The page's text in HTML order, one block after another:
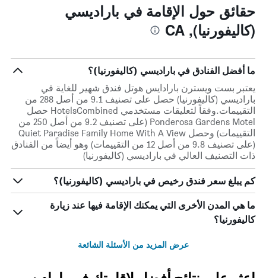
حقائق حول الإقامة في باراديسي
(كاليفورنيا), CA
ما أفضل الفنادق في باراديسي (كاليفورنيا)؟
يعتبر بست ويسترن بارادايس هوتل فندق شهير للغاية في
باراديسي (كاليفورنيا) حصل على تصنيف 9.1 من أصل 288 من
التقييمات.وفقاً لتعليقات مستخدمي HotelsCombined حصل
Ponderosa Gardens Motel (على تصنيف 9.2 من أصل 250 من
التقييمات) وحصل Quiet Paradise Family Home With A View
(على تصنيف 9.8 من أصل 12 من التقييمات) وهو أيضاً من الفنادق
ذات التصنيف العالي في باراديسي (كاليفورنيا)
كم يبلغ سعر فندق رخيص في باراديسي (كاليفورنيا)؟
ما هي المدن الأخرى التي يمكنك الإقامة فيها عند زيارة
كاليفورنيا؟
عرض المزيد من الأسئلة الشائعة